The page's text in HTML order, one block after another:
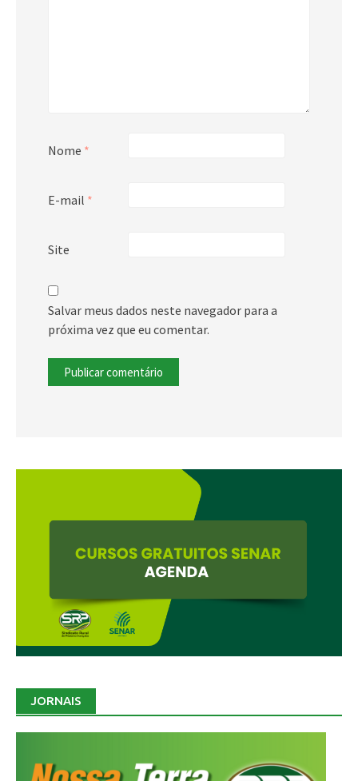
Nome *
E-mail *
Site
Salvar meus dados neste navegador para a
próxima vez que eu comentar.
JORNAIS